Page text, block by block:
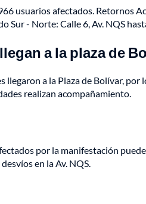
usuarios afectados. Retornos
Sur - Norte: Calle 6, Av. NQS
a la plaza de
a la Plaza de Bolívar, por
realizan acompañamiento.
por la manifestación
en la Av. NQS.